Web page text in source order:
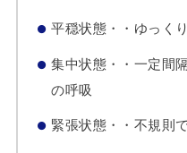
平穏状態・・ゆっく
集中状態・・一定間
の呼吸
緊張状態・・不規則